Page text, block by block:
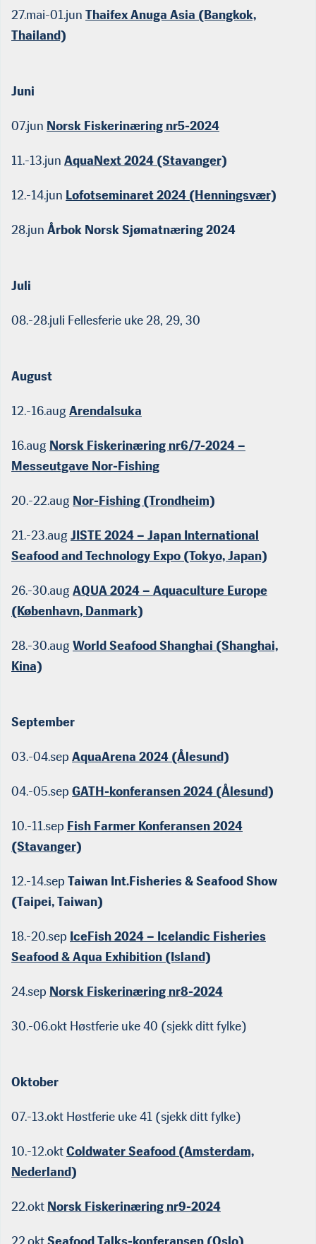
27.mai-01.jun Thaifex Anuga Asia (Bangkok,
Thailand)
Juni
07.jun Norsk Fiskerinæring nr5-2024
11.-13.jun AquaNext 2024 (Stavanger)
12.-14.jun Lofotseminaret 2024 (Henningsvær)
28.jun Årbok Norsk Sjømatnæring 2024
Juli
08.-28.juli Fellesferie uke 28, 29, 30
August
12.-16.augArendalsuka
16.aug Norsk Fiskerinæring nr6/7-2024 –
Messeutgave Nor-Fishing
20.-22.aug Nor-Fishing (Trondheim)
21.-23.augJISTE 2024 – Japan International
Seafood and Technology Expo (Tokyo, Japan)
26.-30.augAQUA 2024 – Aquaculture Europe
(København, Danmark)
28.-30.augWorld Seafood Shanghai (Shanghai,
Kina)
September
03.-04.sep AquaArena 2024 (Ålesund)
04.-05.sep GATH-konferansen 2024 (Ålesund)
10.-11.sep Fish Farmer Konferansen 2024
(Stavanger)
12.-14.sep Taiwan Int.Fisheries & Seafood Show
(Taipei, Taiwan)
18.-20.sep IceFish 2024 – Icelandic Fisheries
Seafood & Aqua Exhibition (Island)
24.sep Norsk Fiskerinæring nr8-2024
30.-06.okt Høstferie uke 40 (sjekk ditt fylke)
Oktober
07.-13.okt Høstferie uke 41 (sjekk ditt fylke)
10.-12.oktColdwater Seafood (Amsterdam,
Nederland)
22.okt Norsk Fiskerinæring nr9-2024